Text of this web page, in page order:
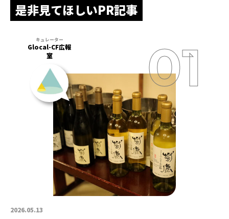
是非見てほしいPR記事
2026.05.13
Glocal-CF広報
室